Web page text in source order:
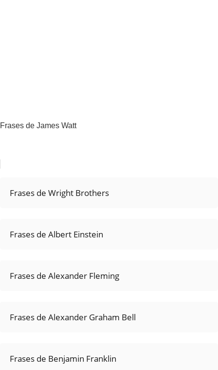
Frases de James Watt
Frases de Wright Brothers
Frases de Albert Einstein
Frases de Alexander Fleming
Frases de Alexander Graham Bell
Frases de Benjamin Franklin